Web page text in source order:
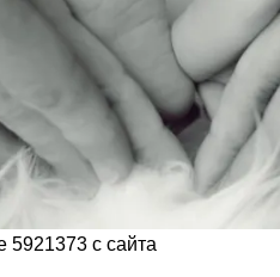
5921373 с сайта